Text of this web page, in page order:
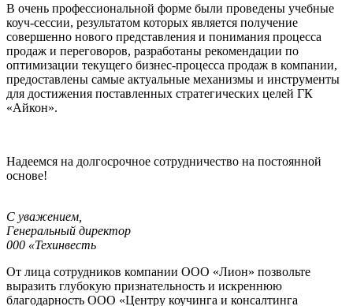
В очень профессиональной форме были проведены учебные
коуч-сессии, результатом которых является получение
совершенно нового представления и понимания процесса
продаж и переговоров, разработаны рекомендации по
оптимизации текущего бизнес-процесса продаж в компании,
предоставлены самые актуальные механизмы и инструменты
для достижения поставленных стратегических целей ГК
«Айкон».
Надеемся на долгосрочное сотрудничество на постоянной
основе!
С уважением,
Генеральный директор
000 «Техинвесть
От лица сотрудников компании ООО «Лион» позвольте
выразить глубокую признательность и искреннюю
благодарность ООО «Центру коучинга и консалтинга